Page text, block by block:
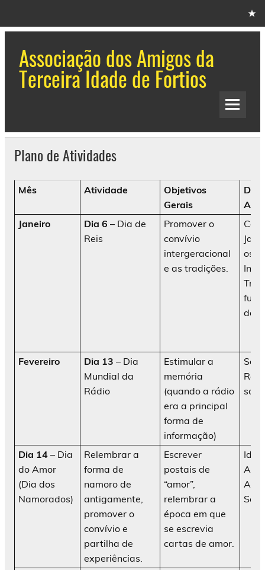
Associação dos Amigos da
Terceira Idade de Fortios
Plano de Atividades
Mês Atividade
Objetivos
Gerais
Janeiro
Dia 6 – Dia de
Reis
Promover o
convívio
intergeracional
e as tradições.
os
da
Fevereiro Dia 13– Dia
Mundial da
Rádio
Estimular a
memória
(quando a rádio
era a principal
forma de
informação)
Dia 14 – Dia
do Amor
(Dia dos
Namorados)
Relembrar a
forma de
namoro de
antigamente,
promover o
convívio e
partilha de
experiências.
Escrever
postais de
“amor”,
relembrar a
época em que
se escrevia
cartas de amor.